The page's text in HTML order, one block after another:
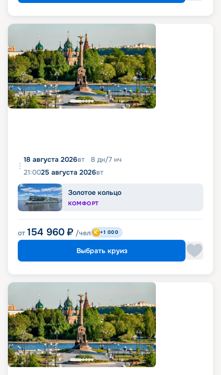
18 августа 2026вт 8 дн/7 нч
21:0025 августа 2026вт
Золотое кольцо
КОМФОРТ
от 154 960 ₽ /чел +1 000
Выбрать круиз